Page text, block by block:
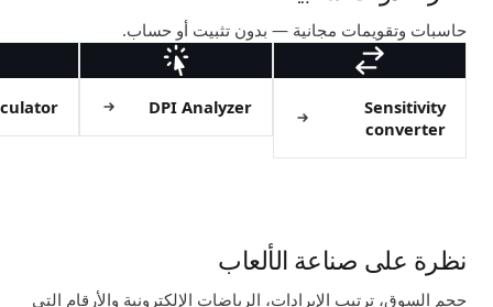
حاسبات وتقويمات مجانية — بدون تثبيت أو حساب.
Sensitivity
converter
DPI Analyzer
نظرة على صناعة الألعاب
حجم السوق، ترتيب الإيرادات، الرياضات الإلكترونية والأرقام التي